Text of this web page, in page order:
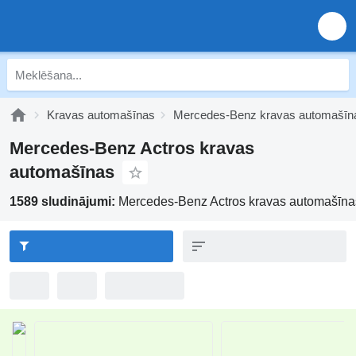
Kravas automašīnas Mercedes-Benz kravas
Mercedes-Benz Actros kravas
automašīnas
1589 sludinājumi: Mercedes-Benz Actros kravas